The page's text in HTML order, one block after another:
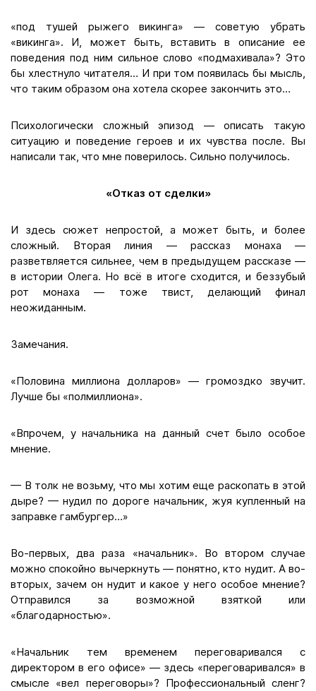
«под тушей рыжего викинга» — советую убрать
«викинга». И, может быть, вставить в описание ее
поведения под ним сильное слово «подмахивала»? Это
бы хлестнуло читателя… И при том появилась бы мысль,
что таким образом она хотела скорее закончить это…
Психологически сложный эпизод — описать такую
ситуацию и поведение героев и их чувства после. Вы
написали так, что мне поверилось. Сильно получилось.
«Отказ от сделки»
И здесь сюжет непростой, а может быть, и более
сложный. Вторая линия — рассказ монаха —
разветвляется сильнее, чем в предыдущем рассказе —
в истории Олега. Но всё в итоге сходится, и беззубый
рот монаха — тоже твист, делающий финал
неожиданным.
Замечания.
«Половина миллиона долларов» — громоздко звучит.
Лучше бы «полмиллиона».
«Впрочем, у начальника на данный счет было особое
мнение.
— В толк не возьму, что мы хотим еще раскопать в этой
дыре? — нудил по дороге начальник, жуя купленный на
заправке гамбургер…»
Во-первых, два раза «начальник». Во втором случае
можно спокойно вычеркнуть — понятно, кто нудит. А во-
вторых, зачем он нудит и какое у него особое мнение?
Отправился за возможной взяткой или
«благодарностью».
«Начальник тем временем переговаривался с
директором в его офисе» — здесь «переговаривался» в
смысле «вел переговоры»? Профессиональный сленг?